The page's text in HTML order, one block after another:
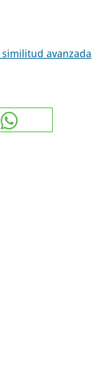
avanzada